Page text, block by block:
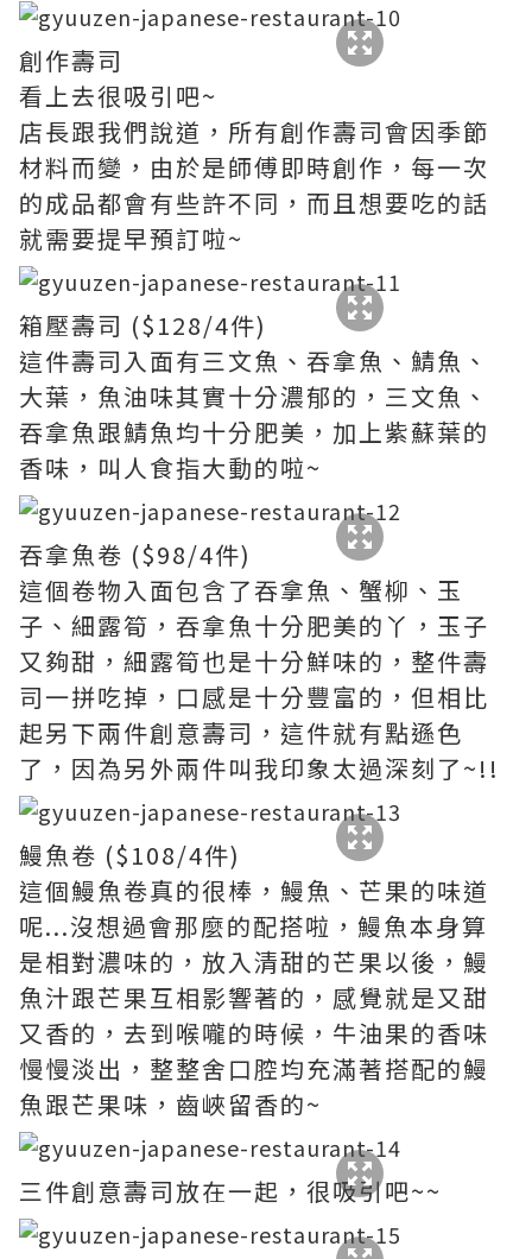
創作壽司
看上去很吸引吧~
店長跟我們說道，所有創作壽司會因季節
材料而變，由於是師傅即時創作，每一次
的成品都會有些許不同，而且想要吃的話
就需要提早預訂啦~
箱壓壽司 ($128/4件)
這件壽司入面有三文魚、吞拿魚、鯖魚、
大葉，魚油味其實十分濃郁的，三文魚、
吞拿魚跟鯖魚均十分肥美，加上紫蘇葉的
香味，叫人食指大動的啦~
吞拿魚卷 ($98/4件)
這個卷物入面包含了吞拿魚、蟹柳、玉
子、細露筍，吞拿魚十分肥美的丫，玉子
又夠甜，細露筍也是十分鮮味的，整件壽
司一拼吃掉，口感是十分豐富的，但相比
起另下兩件創意壽司，這件就有點遜色
了，因為另外兩件叫我印象太過深刻了~!!
鰻魚卷 ($108/4件)
這個鰻魚卷真的很棒，鰻魚、芒果的味道
呢...沒想過會那麼的配搭啦，鰻魚本身算
是相對濃味的，放入清甜的芒果以後，鰻
魚汁跟芒果互相影響著的，感覺就是又甜
又香的，去到喉嚨的時候，牛油果的香味
慢慢淡出，整整舍口腔均充滿著搭配的鰻
魚跟芒果味，齒峽留香的~
三件創意壽司放在一起，很吸引吧~~